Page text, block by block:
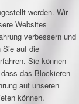
werden. Wir
Websites
verbessern und
Sie auf die
Sie können
das Blockieren
auf unseren
können.